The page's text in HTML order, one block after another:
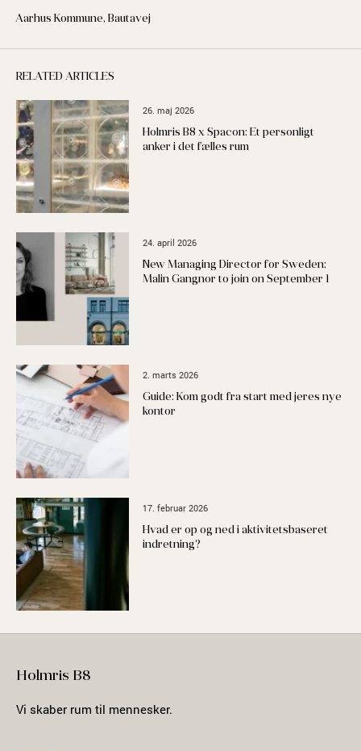
Aarhus Kommune, Bautavej
RELATED ARTICLES
26. maj 2026
Holmris B8 x Spacon: Et personligt
anker i det fælles rum
24. april 2026
New Managing Director for Sweden:
Malin Gangnor to join on September 1
2. marts 2026
Guide: Kom godt fra start med jeres nye
kontor
17. februar 2026
Hvad er op og ned i aktivitetsbaseret
indretning?
Holmris B8
Vi skaber rum til mennesker.